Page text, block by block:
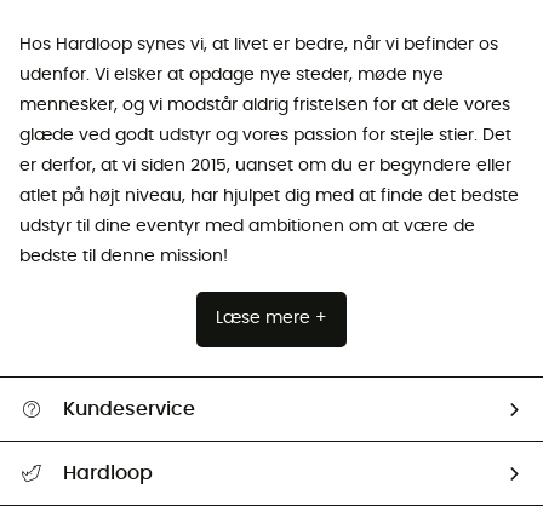
Hos Hardloop synes vi, at livet er bedre, når vi befinder os
udenfor. Vi elsker at opdage nye steder, møde nye
mennesker, og vi modstår aldrig fristelsen for at dele vores
glæde ved godt udstyr og vores passion for stejle stier. Det
er derfor, at vi siden 2015, uanset om du er begyndere eller
atlet på højt niveau, har hjulpet dig med at finde det bedste
udstyr til dine eventyr med ambitionen om at være de
bedste til denne mission!
Læse mere +
Kundeservice
Hardloop